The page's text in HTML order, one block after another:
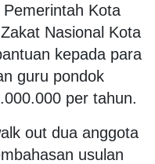
Kota
Nasional Kota
kepada para
guru pondok
per tahun.
out dua anggota
usulan